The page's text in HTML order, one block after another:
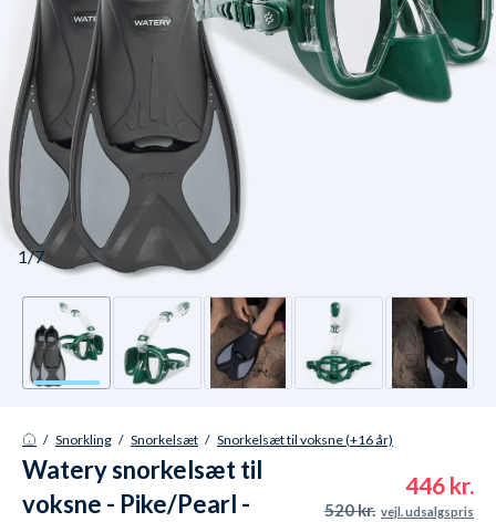
1/7
/ Snorkling / Snorkelsæt / Snorkelsæt til voksne (+16 år)
Watery snorkelsæt til
voksne - Pike/Pearl -
446 kr.
520 kr. vejl. udsalgspris